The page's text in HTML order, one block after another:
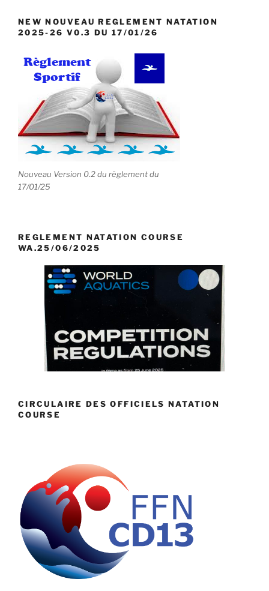
NEW NOUVEAU REGLEMENT NATATION
2025-26 V0.3 DU 17/01/26
Nouveau Version 0.2 du règlement du
17/01/25
REGLEMENT NATATION COURSE
WA.25/06/2025
CIRCULAIRE DES OFFICIELS NATATION
COURSE